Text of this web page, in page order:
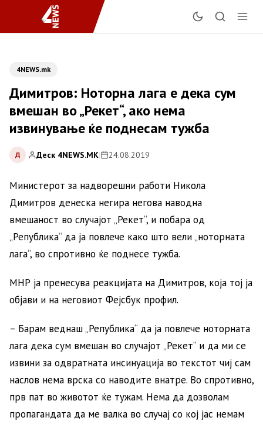
4NEWS.mk
Димитров: Ноторна лага е дека сум
вмешан во „Рекет“, ако нема
извинување ќе поднесам тужба
Д Деск 4NEWS.MK| 24.08.2019
Министерот за надворешни работи Никола
Димитров денеска негира негова наводна
вмешаност во случајот „Рекет“, и побара од
„Република“ да ја повлече како што вели „ноторната
лага“, во спротивно ќе поднесе тужба.
МНР ја пренесува реакцијата на Димитров, која тој ја
објави и на неговиот Фејсбук профил.
– Барам веднаш „Република“ да ја повлече ноторната
лага дека сум вмешан во случајот „Рекет“ и да ми се
извини за одвратната инсинуација во текстот чиј сам
наслов нема врска со наводите внатре. Во спротивно,
прв пат во животот ќе тужам. Нема да дозволам
пропагандата да ме валка во случај со кој јас немам